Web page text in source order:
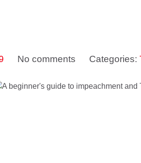
No comments Categories: